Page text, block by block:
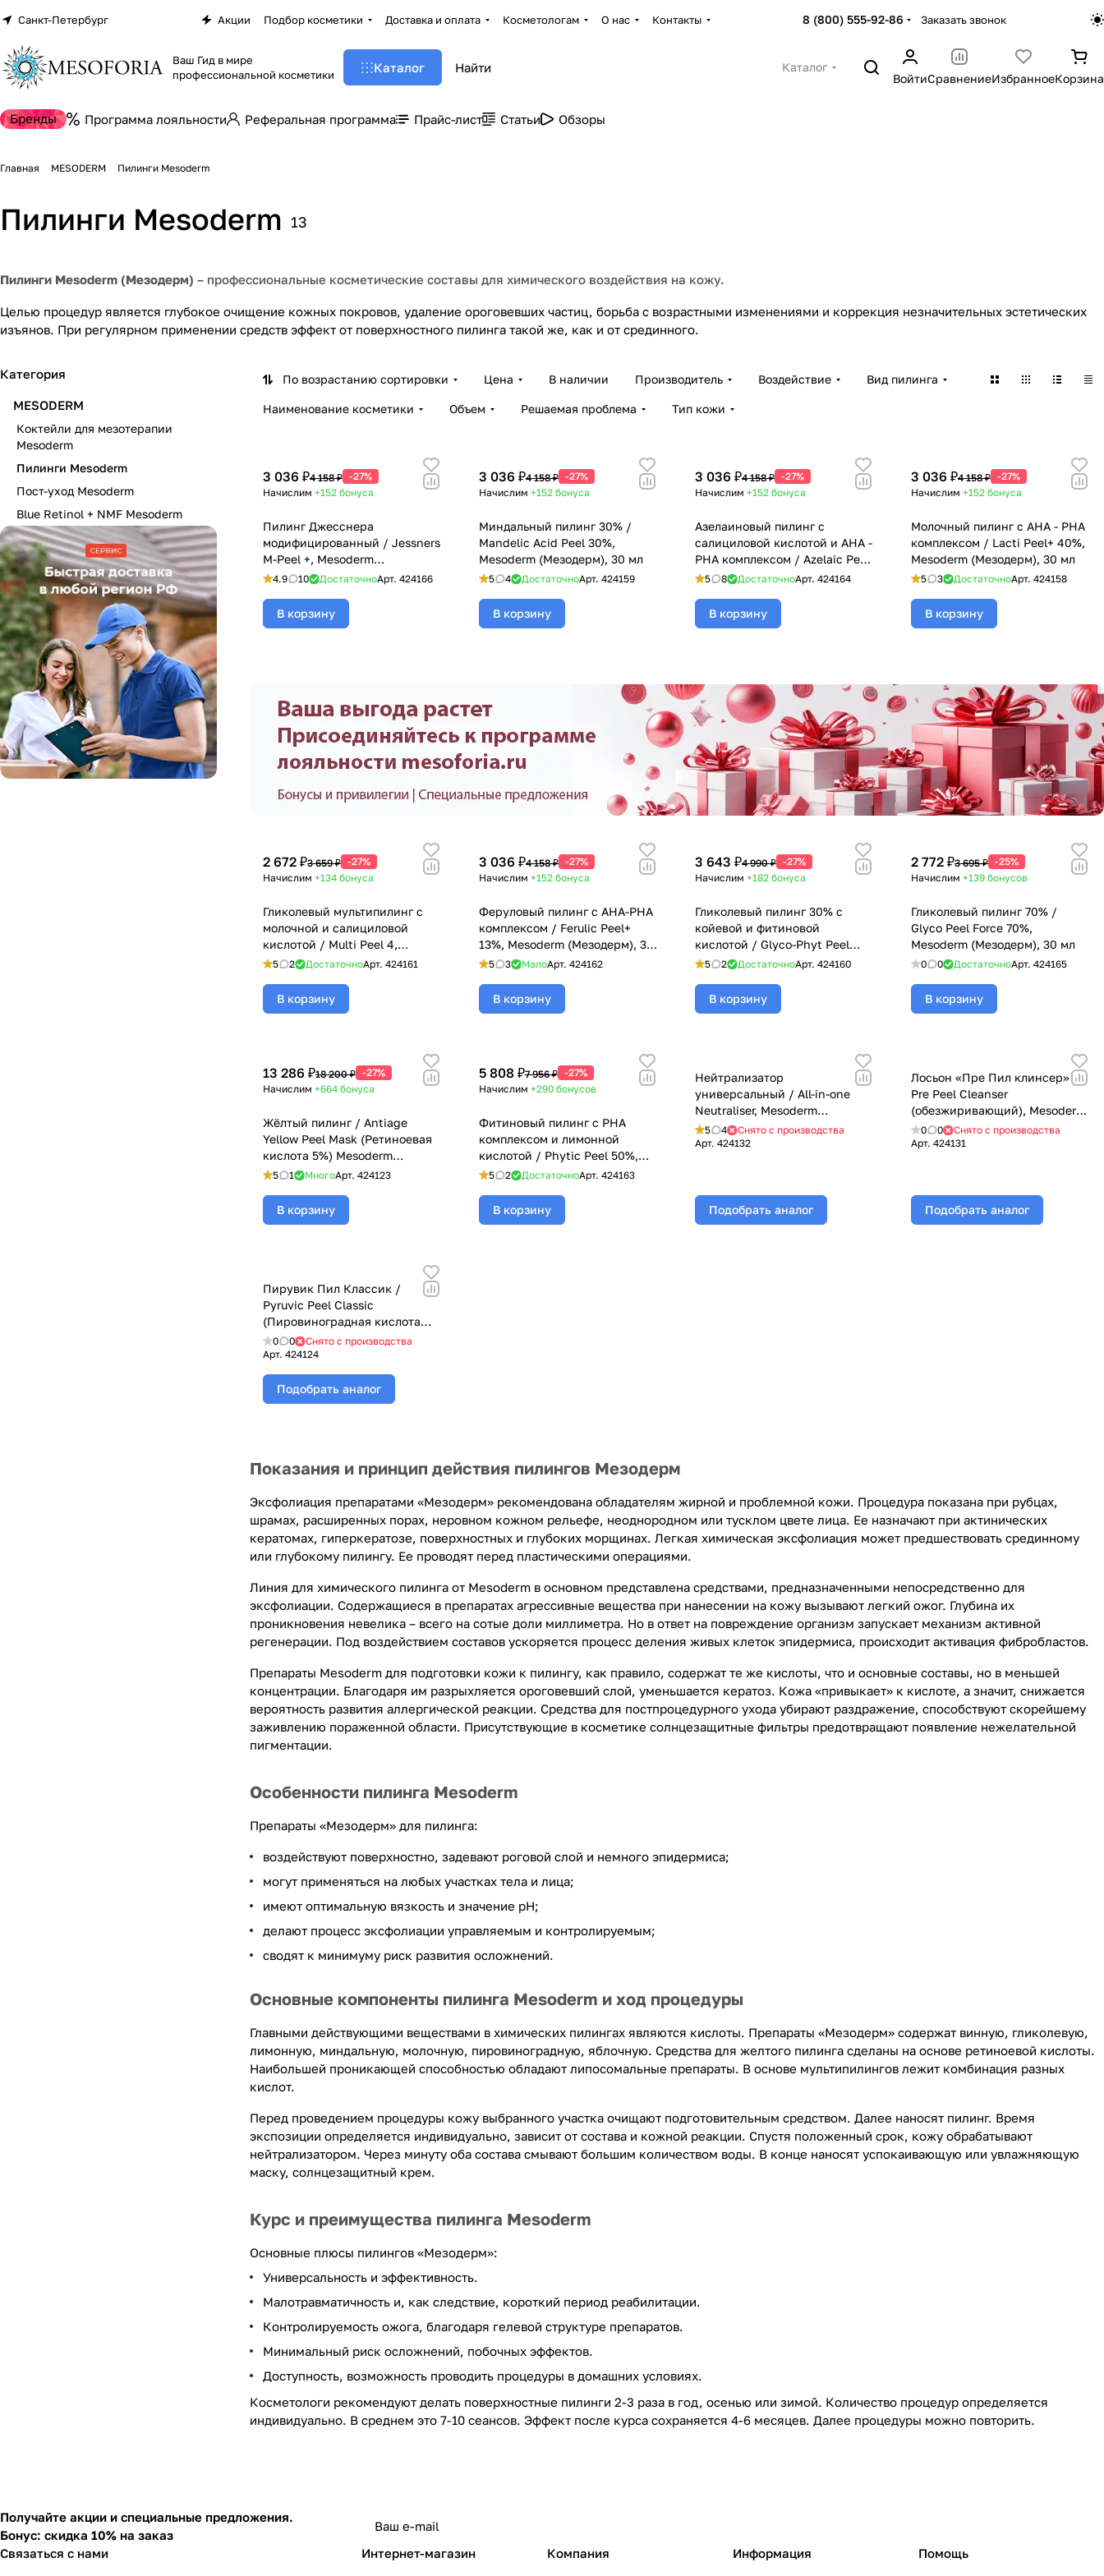
Санкт-Петербург Акции Подбор косметики Доставка и оплата Косметологам О нас Контакты 8 (800) 555-92-86 Заказать звонок
Ваш Гид в мире
профессиональной косметики
Каталог
Каталог
ВойтиСравнениеИзбранноеКорзина
Бренды Программа лояльности Реферальная программа Прайс-лист Статьи Обзоры
Главная MESODERM Пилинги Mesoderm
Пилинги Mesoderm 13
Пилинги Mesoderm (Мезодерм) – профессиональные косметические составы для химического воздействия на кожу.
Целью процедур является глубокое очищение кожных покровов, удаление ороговевших частиц, борьба с возрастными изменениями и коррекция незначительных эстетических
изъянов. При регулярном применении средств эффект от поверхностного пилинга такой же, как и от срединного.
По возрастанию сортировки Цена В наличии Производитель Воздействие Вид пилинга
Наименование косметики Объем Решаемая проблема Тип кожи
3 036 ₽4 158 ₽ -27%
Начислим +152 бонуса
Пилинг Джесснера
модифицированный / Jessners
M-Peel +, Mesoderm
(Мезодерм), 30 мл
4.9 10 ДостаточноАрт. 424166
В корзину
3 036 ₽4 158 ₽ -27%
Начислим +152 бонуса
Миндальный пилинг 30% /
Mandelic Acid Peel 30%,
Mesoderm (Мезодерм), 30 мл
5 4 ДостаточноАрт. 424159
В корзину
3 036 ₽4 158 ₽ -27%
Начислим +152 бонуса
Азелаиновый пилинг с
салициловой кислотой и АНА -
РНА комплексом / Azelaic Peel
+ 10% PH 2,4, Mesoderm
5 8 ДостаточноАрт. 424164
В корзину
3 036 ₽4 158 ₽ -27%
Начислим +152 бонуса
Молочный пилинг с АНА - РНА
комплексом / Lacti Peel+ 40%,
Mesoderm (Мезодерм), 30 мл
5 3 ДостаточноАрт. 424158
В корзину
2 672 ₽3 659 ₽ -27%
Начислим +134 бонуса
Гликолевый мультипилинг с
молочной и салициловой
кислотой / Multi Peel 4,
Mesoderm (Мезодерм), 30 мл
5 2 ДостаточноАрт. 424161
В корзину
3 036 ₽4 158 ₽ -27%
Начислим +152 бонуса
Феруловый пилинг с АНА-РНА
комплексом / Ferulic Peel+
13%, Mesoderm (Мезодерм), 30
мл
5 3 МалоАрт. 424162
В корзину
3 643 ₽4 990 ₽ -27%
Начислим +182 бонуса
Гликолевый пилинг 30% с
койевой и фитиновой
кислотой / Glyco-Phyt Peel
30%, Mesoderm (Мезодерм), 30
5 2 ДостаточноАрт. 424160
В корзину
2 772 ₽3 695 ₽ -25%
Начислим +139 бонусов
Гликолевый пилинг 70% /
Glyco Peel Force 70%,
Mesoderm (Мезодерм), 30 мл
0 0 ДостаточноАрт. 424165
В корзину
13 286 ₽18 200 ₽ -27%
Начислим +664 бонуса
Жёлтый пилинг / Antiage
Yellow Peel Mask (Ретиноевая
кислота 5%) Mesoderm
(Мезодерм), 25 мл
5 1 МногоАрт. 424123
В корзину
5 808 ₽7 956 ₽ -27%
Начислим +290 бонусов
Фитиновый пилинг с РНА
комплексом и лимонной
кислотой / Phytic Peel 50%,
Mesoderm (Мезодерм), 25 мл
5 2 ДостаточноАрт. 424163
В корзину
Нейтрализатор
универсальный / All-in-one
Neutraliser, Mesoderm
(Мезодерм), 200 мл
5 4
Снято с производства
Арт. 424132
Подобрать аналог
Лосьон «Пре Пил клинсер» /
Pre Peel Cleanser
(обезжиривающий), Mesoderm
(Мезодерм), 200 мл
0 0
Снято с производства
Арт. 424131
Подобрать аналог
Пирувик Пил Классик /
Pyruvic Peel Classic
(Пировиноградная кислота
40%, Ph1,5), Mesoderm
(Мезодерм), 25 мл
0 0
Снято с производства
Арт. 424124
Подобрать аналог
Показания и принцип действия пилингов Мезодерм
Эксфолиация препаратами «Мезодерм» рекомендована обладателям жирной и проблемной кожи. Процедура показана при рубцах,
шрамах, расширенных порах, неровном кожном рельефе, неоднородном или тусклом цвете лица. Ее назначают при актинических
кератомах, гиперкератозе, поверхностных и глубоких морщинах. Легкая химическая эксфолиация может предшествовать срединному
или глубокому пилингу. Ее проводят перед пластическими операциями.
Линия для химического пилинга от Mesoderm в основном представлена средствами, предназначенными непосредственно для
эксфолиации. Содержащиеся в препаратах агрессивные вещества при нанесении на кожу вызывают легкий ожог. Глубина их
проникновения невелика – всего на сотые доли миллиметра. Но в ответ на повреждение организм запускает механизм активной
регенерации. Под воздействием составов ускоряется процесс деления живых клеток эпидермиса, происходит активация фибробластов.
Препараты Mesoderm для подготовки кожи к пилингу, как правило, содержат те же кислоты, что и основные составы, но в меньшей
концентрации. Благодаря им разрыхляется ороговевший слой, уменьшается кератоз. Кожа «привыкает» к кислоте, а значит, снижается
вероятность развития аллергической реакции. Средства для постпроцедурного ухода убирают раздражение, способствуют скорейшему
заживлению пораженной области. Присутствующие в косметике солнцезащитные фильтры предотвращают появление нежелательной
пигментации.
Особенности пилинга Mesoderm
Препараты «Мезодерм» для пилинга:
воздействуют поверхностно, задевают роговой слой и немного эпидермиса;
могут применяться на любых участках тела и лица;
имеют оптимальную вязкость и значение pH;
делают процесс эксфолиации управляемым и контролируемым;
сводят к минимуму риск развития осложнений.
Основные компоненты пилинга Mesoderm и ход процедуры
Главными действующими веществами в химических пилингах являются кислоты. Препараты «Мезодерм» содержат винную, гликолевую,
лимонную, миндальную, молочную, пировиноградную, яблочную. Средства для желтого пилинга сделаны на основе ретиноевой кислоты.
Наибольшей проникающей способностью обладают липосомальные препараты. В основе мультипилингов лежит комбинация разных
кислот.
Перед проведением процедуры кожу выбранного участка очищают подготовительным средством. Далее наносят пилинг. Время
экспозиции определяется индивидуально, зависит от состава и кожной реакции. Спустя положенный срок, кожу обрабатывают
нейтрализатором. Через минуту оба состава смывают большим количеством воды. В конце наносят успокаивающую или увлажняющую
маску, солнцезащитный крем.
Курс и преимущества пилинга Mesoderm
Основные плюсы пилингов «Мезодерм»:
Универсальность и эффективность.
Малотравматичность и, как следствие, короткий период реабилитации.
Контролируемость ожога, благодаря гелевой структуре препаратов.
Минимальный риск осложнений, побочных эффектов.
Доступность, возможность проводить процедуры в домашних условиях.
Косметологи рекомендуют делать поверхностные пилинги 2-3 раза в год, осенью или зимой. Количество процедур определяется
индивидуально. В среднем это 7-10 сеансов. Эффект после курса сохраняется 4-6 месяцев. Далее процедуры можно повторить.
Категория
MESODERM
Коктейли для мезотерапии
Mesoderm
Пилинги Mesoderm
Пост-уход Mesoderm
Blue Retinol + NMF Mesoderm
Получайте акции и специальные предложения.
Бонус: скидка 10% на заказ
Связаться с нами
Интернет-магазин Компания Информация Помощь